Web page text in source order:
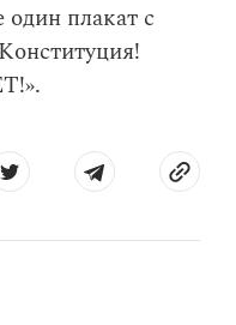
плакат с